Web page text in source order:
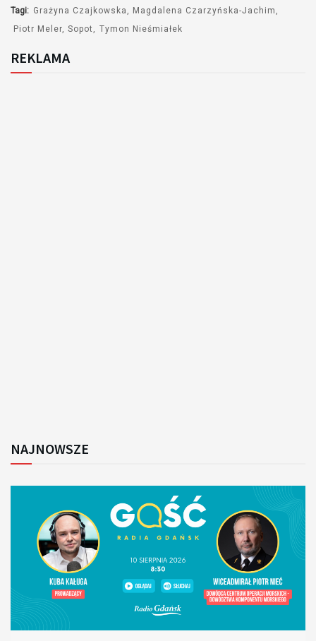
Tagi: Grażyna Czajkowska
Magdalena Czarzyńska-Jachim
Piotr Meler Sopot Tymon Nieśmiałek
REKLAMA
NAJNOWSZE